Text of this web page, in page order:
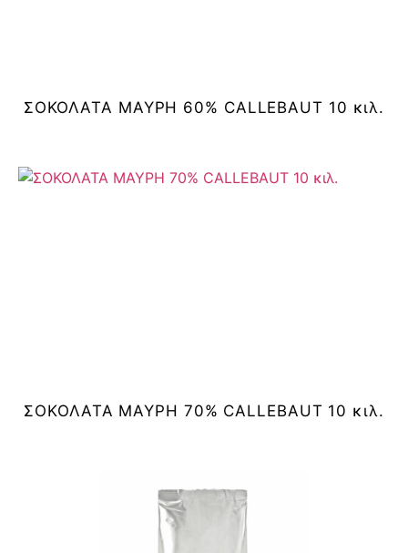
ΣΟΚΟΛΑΤΑ ΜΑΥΡΗ 60% CALLEBAUT 10 κιλ.
ΣΟΚΟΛΑΤΑ ΜΑΥΡΗ 70% CALLEBAUT 10 κιλ.